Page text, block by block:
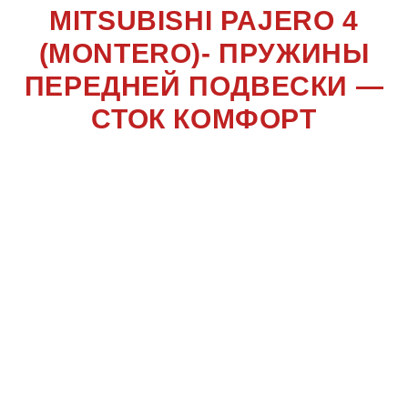
MITSUBISHI PAJERO 4
(MONTERO)- ПРУЖИНЫ
ПЕРЕДНЕЙ ПОДВЕСКИ —
СТОК КОМФОРТ